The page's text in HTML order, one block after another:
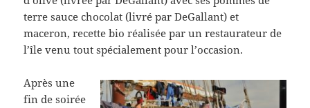
terre sauce chocolat (livré par DeGallant) et
maceron, recette bio réalisée par un restaurateur de
l’île venu tout spécialement pour l’occasion.
Après une
fin de soirée